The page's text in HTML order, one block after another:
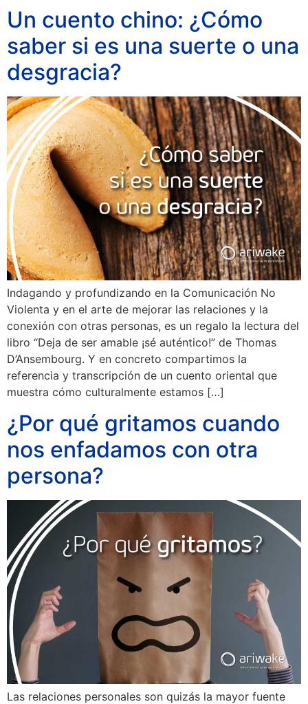
Un cuento chino: ¿Cómo
saber si es una suerte o una
desgracia?
Indagando y profundizando en la Comunicación No
Violenta y en el arte de mejorar las relaciones y la
conexión con otras personas, es un regalo la lectura del
libro “Deja de ser amable ¡sé auténtico!” de Thomas
D’Ansembourg. Y en concreto compartimos la
referencia y transcripción de un cuento oriental que
muestra cómo culturalmente estamos […]
¿Por qué gritamos cuando
nos enfadamos con otra
persona?
Las relaciones personales son quizás la mayor fuente